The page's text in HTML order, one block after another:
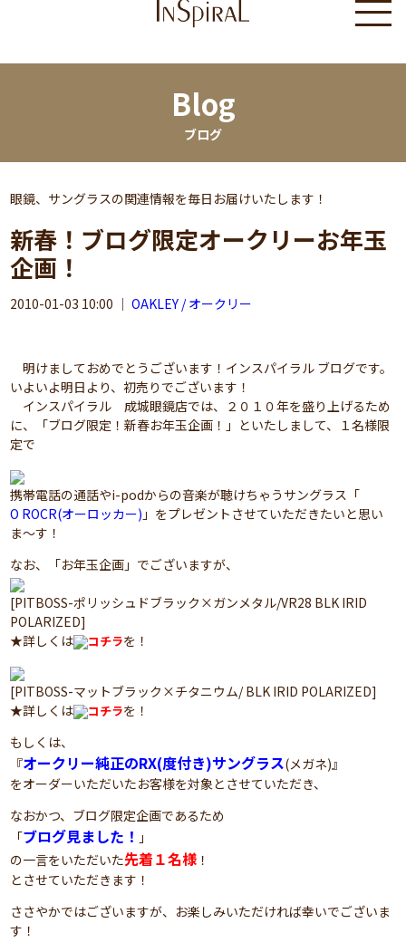
Blog
ブログ
眼鏡、サングラスの関連情報を毎日お届けいたします！
新春！ブログ限定オークリーお年玉
企画！
2010-01-03 10:00 ｜OAKLEY / オークリー
明けましておめでとうございます！インスパイラル ブログです。
いよいよ明日より、初売りでございます！
インスパイラル 成城眼鏡店では、２０１０年を盛り上げるため
に、「ブログ限定！新春お年玉企画！」といたしまして、１名様限
定で
携帯電話の通話やi-podからの音楽が聴けちゃうサングラス「
O ROCR(オーロッカー) 」をプレゼントさせていただきたいと思い
ま～す！
なお、「お年玉企画」でございますが、
[PITBOSS-ポリッシュドブラック×ガンメタル/VR28 BLK IRID
POLARIZED]
★詳しくは
コチラを！
[PITBOSS-マットブラック×チタニウム/ BLK IRID POLARIZED]
★詳しくは
コチラを！
もしくは、
『オークリー純正のRX(度付き)サングラス(メガネ)』
をオーダーいただいたお客様を対象とさせていただき、
なおかつ、ブログ限定企画であるため
「ブログ見ました！ 」
の一言をいただいた先着１名様 ！
とさせていただきます！
ささやかではございますが、お楽しみいただければ幸いでございま
す！